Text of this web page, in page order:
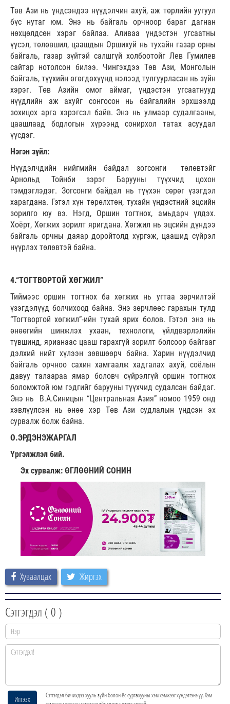
Төв Ази нь үндсэндээ нүүдэлчин ахуй, аж төрлийн уугуул
бүс нутаг юм. Энэ нь байгаль орчноор бараг дагнан
нөхцөлдсөн хэрэг байлаа. Аливаа үндэстэн угсаатны
үүсэл, төлөвшил, цаашдын Оршихуй нь тухайн газар орны
байгаль, газар зүйтэй салшгүй холбоотойг Лев Гумилев
сайтар нотолсон билээ. Чингэхдээ Төв Ази, Монголын
байгаль, түүхийн өгөгдөхүүнд нэлээд тулгуурласан нь зүйн
хэрэг. Төв Азийн омог аймаг, үндэстэн угсаатнууд
нүүдлийн аж ахуйг сонгосон нь байгалийн эрхшээлд
зохицох арга хэрэгсэл байв. Энэ нь улмаар судалгааны,
цаашлаад бодлогын хүрээнд сонирхол татах асуудал
үүсдэг.
Нэгэн зүйл:
Нүүдэлчдийн нийгмийн байдал зогсонги төлөвтэйг
Арнольд Тойнби зэрэг Барууны түүхчид цохон
тэмдэглэдэг. Зогсонги байдал нь түүхэн сөрөг үзэгдэл
харагдана. Гэтэл хүн төрөлхтөн, тухайн үндэстний эцсийн
зорилго юу вэ. Нэгд, Оршин тогтнох, амьдарч үлдэх.
Хоёрт, Хөгжих зорилт яригдана. Хөгжил нь эцсийн дүндээ
байгаль орчны даяар доройтолд хүргэж, цаашид сүйрэл
нүүрлэх төлөвтэй байна.
4.“ТОГТВОРТОЙ ХӨГЖИЛ”
Тиймээс оршин тогтнох ба хөгжих нь угтаа зөрчилтэй
үзэгдэлүүд болчихоод байна. Энэ зөрчлөөс гарахын тулд
“Тогтвортой хөгжил”-ийн тухай ярих болов. Гэтэл энэ нь
өнөөгийн шинжлэх ухаан, технологи, үйлдвэрлэлийн
түвшинд, ярианаас цааш гарахгүй зорилт болсоор байгааг
дэлхий нийт хүлээн зөвшөөрч байна. Харин нүүдэлчид
байгаль орчноо сахин хамгаалж хадгалах ахуй, соёлын
давуу талаараа ямар боловч сүйрэлгүй оршин тогтнох
боломжтой юм гэдгийг барууны түүхчид судалсан байдаг.
Энэ нь В.А.Синицын “Центральная Азия” номоо 1959 онд
хэвлүүлсэн нь өнөө хэр Төв Ази судлалын үндсэн эх
сурвалж болж байна.
О.ЭРДЭНЭЖАРГАЛ
Үргэлжлэл бий.
Эх сурвалж: ӨГЛӨӨНИЙ СОНИН
Хуваалцах Жиргэх
Сэтгэгдэл ( 0 )
Илгээх
Сэтгэгдэл бичихдээ хууль зүйн болон ёс суртахууны хэм хэмжээг хүндэтгэнэ үү. Хэм